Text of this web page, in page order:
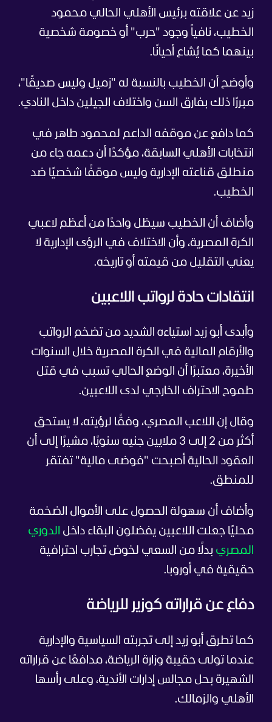
زيد عن علاقته برئيس الأهلي الحالي محمود
الخطيب، نافياً وجود "حرب" أو خصومة شخصية
بينهما كما يُشاع أحيانًا.
وأوضح أن الخطيب بالنسبة له "زميل وليس صديقًا"،
مبررًا ذلك بفارق السن واختلاف الجيلين داخل النادي.
كما دافع عن موقفه الداعم لمحمود طاهر في
انتخابات الأهلي السابقة، مؤكدًا أن دعمه جاء من
منطلق قناعته الإدارية وليس موقفًا شخصيًا ضد
الخطيب.
وأضاف أن الخطيب سيظل واحدًا من أعظم لاعبي
الكرة المصرية، وأن الاختلاف في الرؤى الإدارية لا
يعني التقليل من قيمته أو تاريخه.
انتقادات حادة لرواتب اللاعبين
وأبدى أبو زيد استياءه الشديد من تضخم الرواتب
والأرقام المالية في الكرة المصرية خلال السنوات
الأخيرة، معتبرًا أن الوضع الحالي تسبب في قتل
طموح الاحتراف الخارجي لدى اللاعبين.
وقال إن اللاعب المصري، وفقًا لرؤيته، لا يستحق
أكثر من 2 إلى 3 ملايين جنيه سنويًا، مشيرًا إلى أن
العقود الحالية أصبحت "فوضى مالية" تفتقر
للمنطق.
وأضاف أن سهولة الحصول على الأموال الضخمة
محليًا جعلت اللاعبين يفضلون البقاء داخل الدوري
المصري بدلًا من السعي لخوض تجارب احترافية
حقيقية في أوروبا.
دفاع عن قراراته كوزير للرياضة
كما تطرق أبو زيد إلى تجربته السياسية والإدارية
عندما تولى حقيبة وزارة الرياضة، مدافعًا عن قراراته
الشهيرة بحل مجالس إدارات الأندية، وعلى رأسها
الأهلي والزمالك.